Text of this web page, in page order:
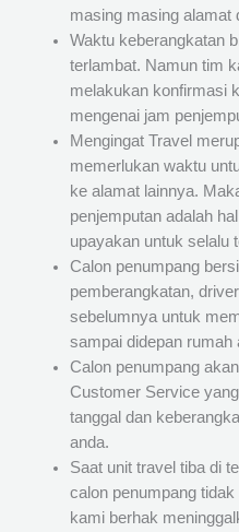
masing masing alamat
Waktu keberangkatan
terlambat. Namun tim
melakukan konfirmasi
mengenai jam
Mengingat Travel
memerlukan waktu
ke alamat lainnya.
penjemputan adalah
upayakan untuk selalu
Calon penumpang
pemberangkatan,
sebelumnya untuk
sampai didepan rumah
Calon penumpang
Customer Service
tanggal dan
anda.
Saat unit travel tiba di
calon penumpang
kami berhak